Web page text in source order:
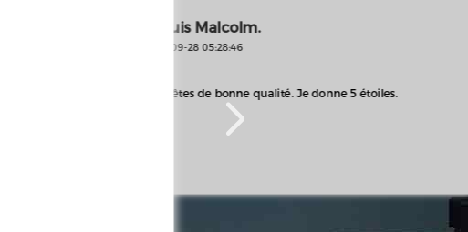
Je suis Malcolm.
2023-09-28 05:28:46
Vous êtes de bonne qualité. Je donne 5 étoiles.